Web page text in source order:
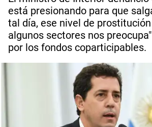
está presionando para que
tal día, ese nivel de
algunos sectores nos
por los fondos coparticipables.